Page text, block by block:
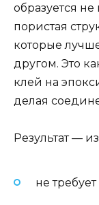
образуется
пористая
которые
другом. Это
клей на
делая
Результат —
не